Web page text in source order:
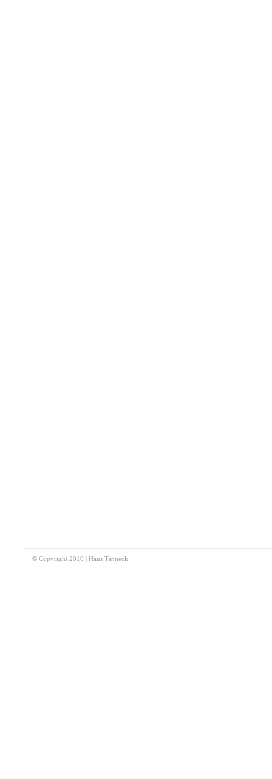
© Copyright 2010 | Haus Tanneck